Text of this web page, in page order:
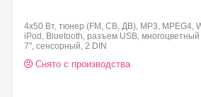
4x50 Вт, тюнер (FM, СВ, ДВ), MP3, MPEG4,
iPod, Bluetooth, разъем USB,
7", сенсорный, 2 DIN
Снято с производства